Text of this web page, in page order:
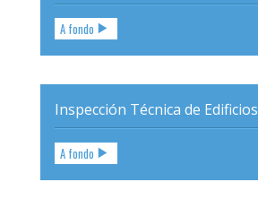
A fondo
Inspección Técnica de Edificios
A fondo